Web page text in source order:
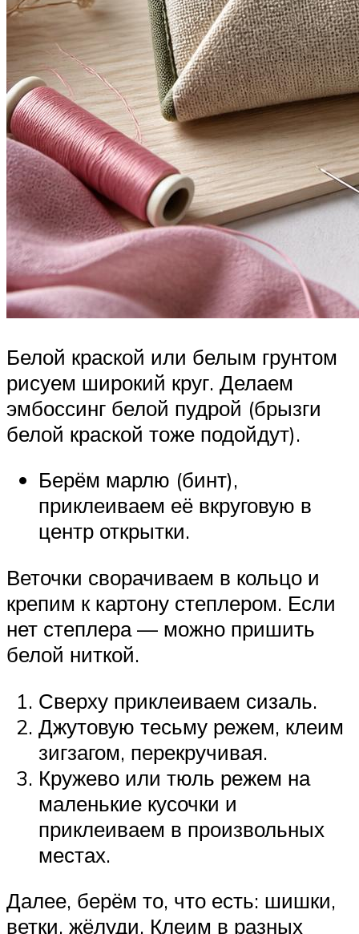
Белой краской или белым грунтом
рисуем широкий круг. Делаем
эмбоссинг белой пудрой (брызги
белой краской тоже подойдут).
Берём марлю (бинт),
приклеиваем её вкруговую в
центр открытки.
Веточки сворачиваем в кольцо и
крепим к картону степлером. Если
нет степлера — можно пришить
белой ниткой.
Сверху приклеиваем сизаль.
Джутовую тесьму режем, клеим
зигзагом, перекручивая.
Кружево или тюль режем на
маленькие кусочки и
приклеиваем в произвольных
местах.
Далее, берём то, что есть: шишки,
ветки, жёлуди. Клеим в разных